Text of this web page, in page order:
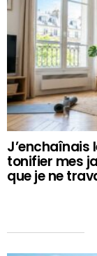
J’enchaînais
tonifier mes
que je ne